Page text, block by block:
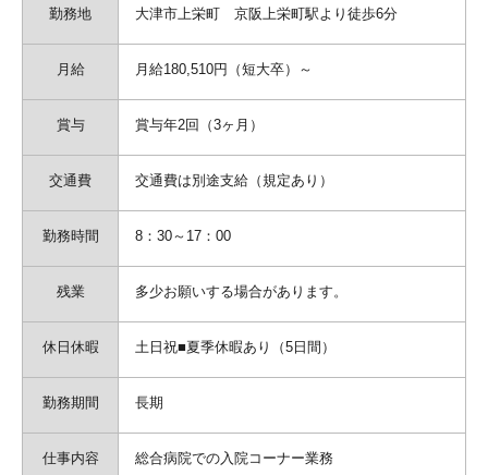
勤務地 大津市上栄町 京阪上栄町駅より徒歩6分
月給 月給180,510円（短大卒）～
賞与 賞与年2回（3ヶ月）
交通費 交通費は別途支給（規定あり）
勤務時間 8：30～17：00
残業 多少お願いする場合があります。
休日休暇 土日祝■夏季休暇あり（5日間）
勤務期間 長期
仕事内容
総合病院での入院コーナー業務